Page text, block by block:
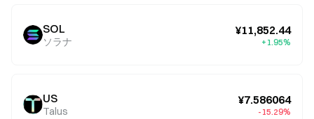
SOL
ソラナ
¥11,852.44
+1.95%
US
Talus
¥7.586064
-15.29%